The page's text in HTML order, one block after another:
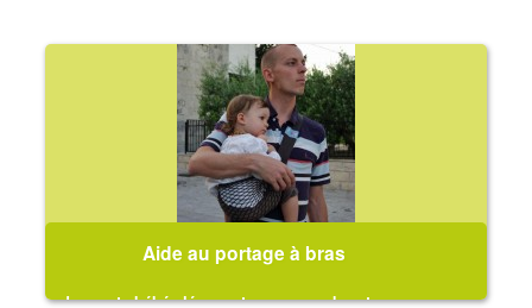
Aide au portage à bras
des porte-bébés légers et peu encombrants pour